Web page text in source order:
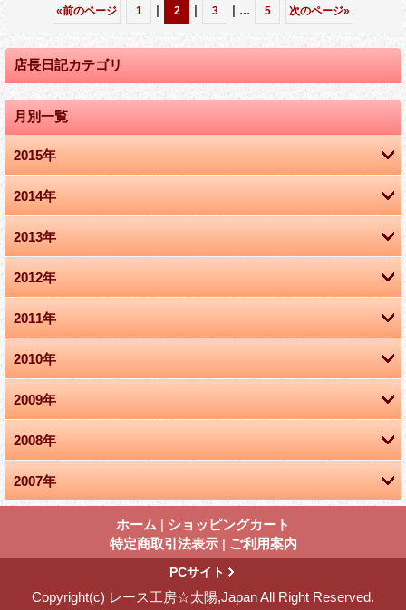
«前のページ 1 | 2 | 3 | ... 5 次のページ»
店長日記カテゴリ
月別一覧
2015年
9月 (2)
2014年
11月 (1)
10月 (1)
9月 (2)
4月 (1)
2013年
8月 (1)
5月 (1)
4月 (1)
1月 (2)
2012年
9月 (1)
7月 (1)
2月 (1)
2011年
12月 (1)
3月 (2)
1月 (2)
2010年
11月 (1)
10月 (2)
9月 (2)
2009年
10月 (1)
9月 (3)
2008年
12月 (1)
8月 (1)
2007年
ホーム | ショッピングカート
特定商取引法表示 | ご利用案内
PCサイト
Copyright(c) レース工房☆太陽,Japan All Right Reserved.